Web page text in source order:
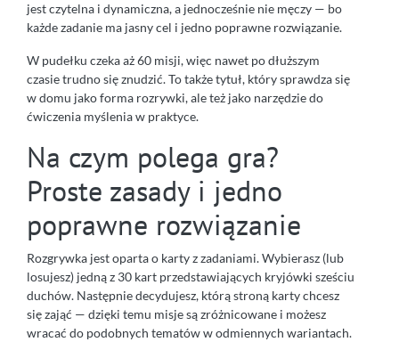
jest czytelna i dynamiczna, a jednocześnie nie męczy — bo
każde zadanie ma jasny cel i jedno poprawne rozwiązanie.
W pudełku czeka aż 60 misji, więc nawet po dłuższym
czasie trudno się znudzić. To także tytuł, który sprawdza się
w domu jako forma rozrywki, ale też jako narzędzie do
ćwiczenia myślenia w praktyce.
Na czym polega gra?
Proste zasady i jedno
poprawne rozwiązanie
Rozgrywka jest oparta o karty z zadaniami. Wybierasz (lub
losujesz) jedną z 30 kart przedstawiających kryjówki sześciu
duchów. Następnie decydujesz, którą stroną karty chcesz
się zająć — dzięki temu misje są zróżnicowane i możesz
wracać do podobnych tematów w odmiennych wariantach.